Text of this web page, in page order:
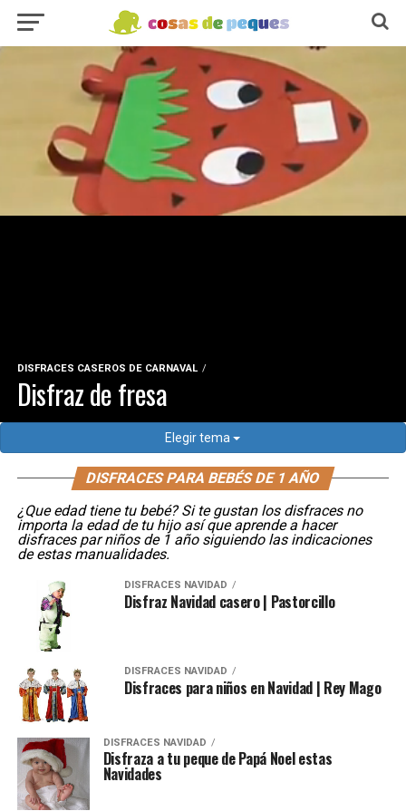
DISFRACES CASEROS DE CARNAVAL
Disfraz de fresa
Elegir tema
DISFRACES PARA BEBÉS DE 1 AÑO
¿Que edad tiene tu bebé? Si te gustan los disfraces no
importa la edad de tu hijo así que aprende a hacer
disfraces par niños de 1 año siguiendo las indicaciones
de estas manualidades.
DISFRACES NAVIDAD
Disfraz Navidad casero | Pastorcillo
DISFRACES NAVIDAD
Disfraces para niños en Navidad | Rey Mago
DISFRACES NAVIDAD
Disfraza a tu peque de Papá Noel estas
Navidades